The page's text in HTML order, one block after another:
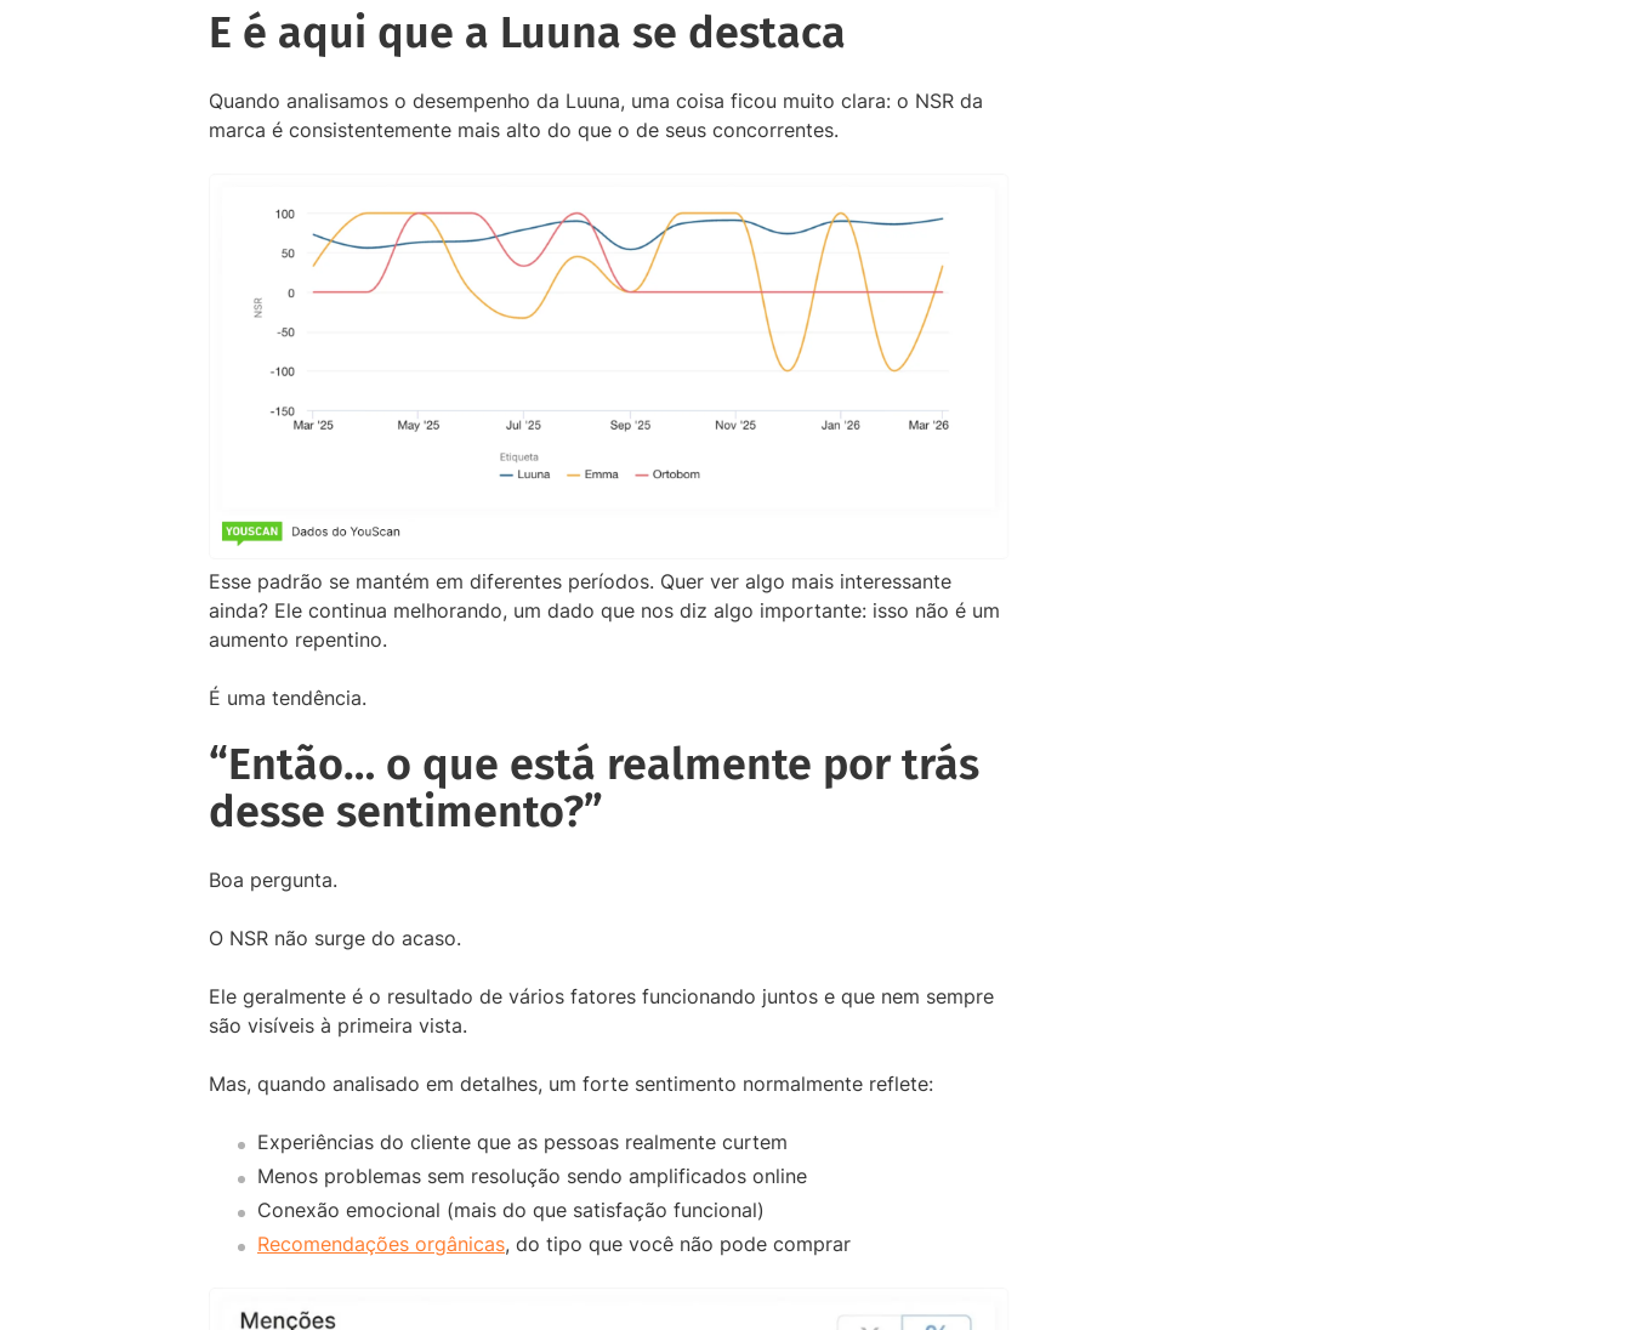
E é aqui que a Luuna se destaca
Quando analisamos o desempenho da Luuna, uma coisa ficou muito clara: o NSR da
marca é consistentemente mais alto do que o de seus concorrentes.
Esse padrão se mantém em diferentes períodos. Quer ver algo mais interessante
ainda? Ele continua melhorando, um dado que nos diz algo importante: isso não é um
aumento repentino.
É uma tendência.
“Então… o que está realmente por trás
desse sentimento?”
Boa pergunta.
O NSR não surge do acaso.
Ele geralmente é o resultado de vários fatores funcionando juntos e que nem sempre
são visíveis à primeira vista.
Mas, quando analisado em detalhes, um forte sentimento normalmente reflete:
Experiências do cliente que as pessoas realmente curtem
Menos problemas sem resolução sendo amplificados online
Conexão emocional (mais do que satisfação funcional)
Recomendações orgânicas, do tipo que você não pode comprar